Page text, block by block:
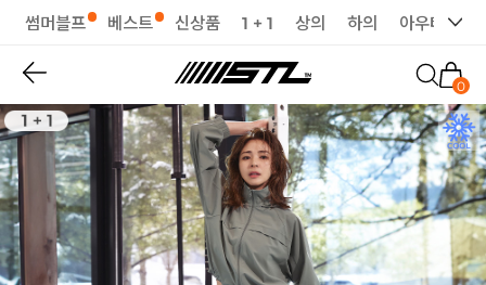
썸머블프 베스트 신상품 1 + 1 상의 하의 아우터
0